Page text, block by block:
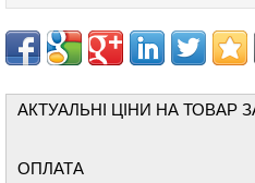
АКТУАЛЬНІ ЦІНИ НА ТОВАР
ОПЛАТА